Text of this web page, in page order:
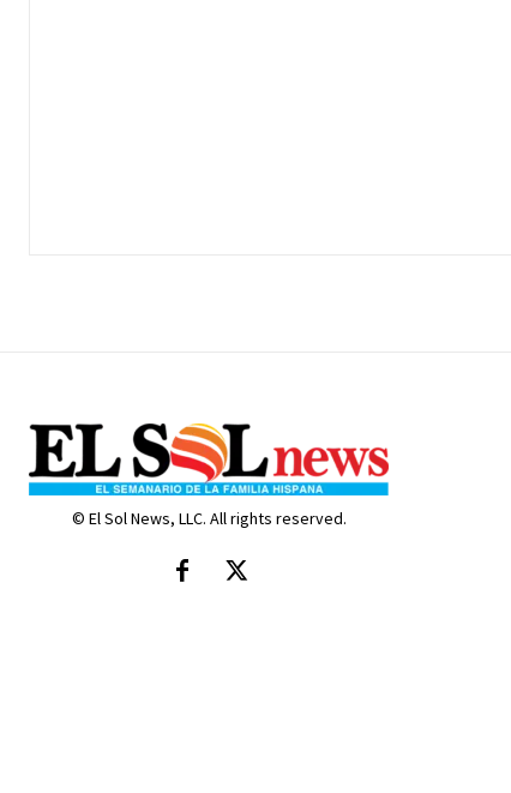
© El Sol News, LLC. All rights reserved.